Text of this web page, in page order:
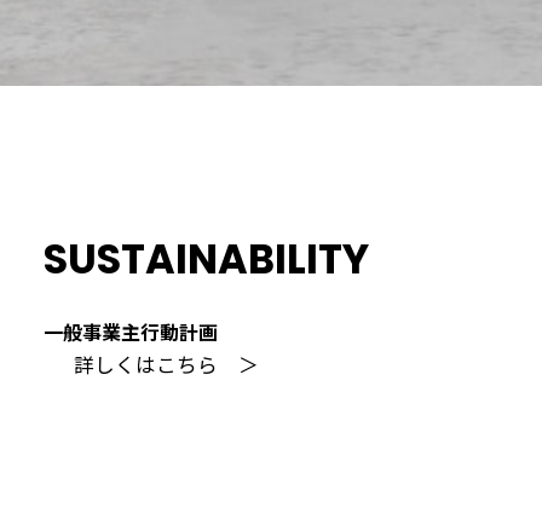
SUSTAINABILITY
一般事業主行動計画
詳しくはこちら ＞